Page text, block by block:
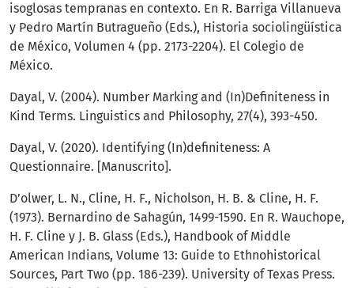
isoglosas tempranas en contexto. En R. Barriga Villanueva
y Pedro Martín Butragueño (Eds.), Historia sociolingüística
de México, Volumen 4 (pp. 2173-2204). El Colegio de
México.
Dayal, V. (2004). Number Marking and (In)Definiteness in
Kind Terms. Linguistics and Philosophy, 27(4), 393-450.
Dayal, V. (2020). Identifying (In)definiteness: A
Questionnaire. [Manuscrito].
D’olwer, L. N., Cline, H. F., Nicholson, H. B. & Cline, H. F.
(1973). Bernardino de Sahagún, 1499-1590. En R. Wauchope,
H. F. Cline y J. B. Glass (Eds.), Handbook of Middle
American Indians, Volume 13: Guide to Ethnohistorical
Sources, Part Two (pp. 186-239). University of Texas Press.